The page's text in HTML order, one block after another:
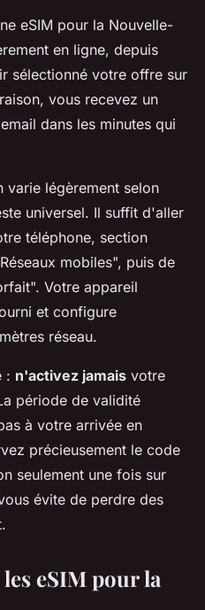
eSIM pour la Nouvelle-
en ligne, depuis
sélectionné votre offre sur
vous recevez un
dans les minutes qui
varie légèrement selon
universel. Il suffit d'aller
téléphone, section
mobiles", puis de
Votre appareil
et configure
réseau.
: n'activez jamais votre
période de validité
à votre arrivée en
précieusement le code
seulement une fois sur
évite de perdre des
eSIM pour la